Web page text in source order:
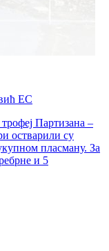
ЕС
Партизана –
остварили су
пласману. За
и 5